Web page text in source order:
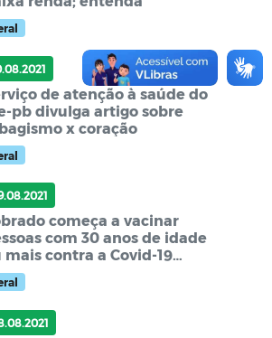
de atenção à saúde do
pb divulga artigo sobre
x coração
começa a vacinar
com 30 anos de idade
mais contra a Covid-19
segunda-feira (09)